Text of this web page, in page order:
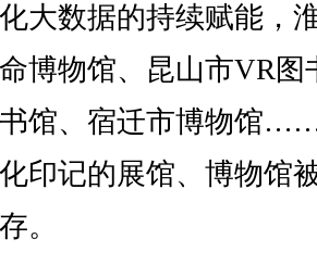
大数据的持续赋能，
博物馆、昆山市VR图
馆、宿迁市博物馆
印记的展馆、博物馆
。